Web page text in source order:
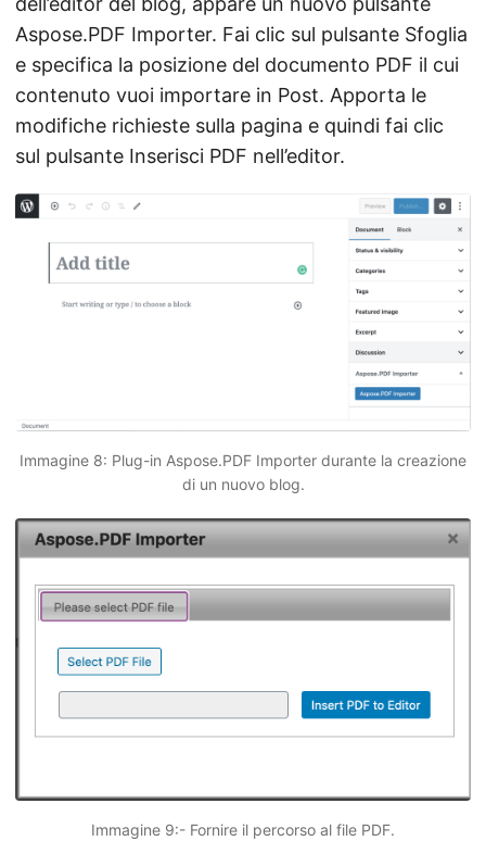
Aspose.PDF Importer. Fai clic sul pulsante Sfoglia
e specifica la posizione del documento PDF il cui
contenuto vuoi importare in Post. Apporta le
modifiche richieste sulla pagina e quindi fai clic
sul pulsante Inserisci PDF nell’editor.
Immagine 8: Plug-in Aspose.PDF Importer durante la creazione
di un nuovo blog.
Immagine 9:- Fornire il percorso al file PDF.